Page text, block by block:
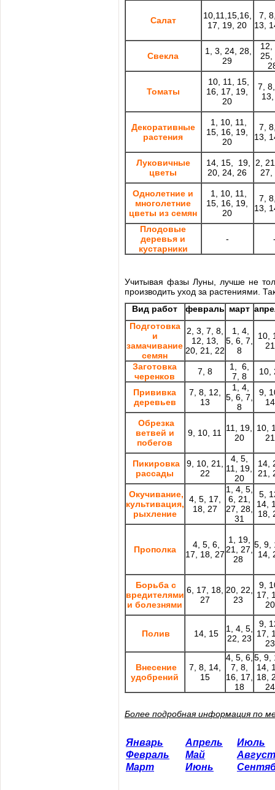
Салат
10,11,15,16,
17, 19, 20
7,
13,
Свекла
1, 3, 24, 28,
29
12,
25,
Томаты
10, 11, 15,
16, 17, 19,
20
7,
Декоративные
растения
1, 10, 11,
15, 16, 19,
20
7,
13,
Луковичные
цветы
14, 15, 19,
20, 24, 26
2,
Однолетние и
многолетние
цветы из семян
1, 10, 11,
15, 16, 19,
20
7,
13,
Плодовые
деревья и
кустарники
-
Учитывая фазы Луны, лучше не
производить уход за растениями.
Вид работ
февраль март
Подготовка
и
замачивание
семян
2, 3, 7, 8,
12, 13,
20, 21, 22
1, 4,
5, 6, 7,
8
10,
21
Заготовка
черенков
7, 8
1, 6,
7, 8
10,
Прививка
деревьев
7, 8, 12,
13
1, 4,
5, 6, 7,
8
9,
14
Обрезка
ветвей и
побегов
9, 10, 11
11, 19,
20
10,
21
Пикировка
рассады
9, 10, 21,
22
4, 5,
11, 19,
20
14,
21,
Окучивание,
культивация,
рыхление
4, 5, 17,
18, 27
1, 4, 5,
6, 21,
27, 28,
31
5,
14,
18,
Прополка
4, 5, 6,
17, 18, 27
1, 19,
21, 27,
28
5, 9,
14,
Борьба с
вредителями
и болезнями
6, 17, 18,
27
20, 22,
23
9,
17,
20
Полив 14, 15
1, 4, 5,
22, 23
9,
17,
23
Внесение
удобрений
7, 8, 14,
15
4, 5, 6,
7, 8,
16, 17,
18
5, 9,
14,
18,
24
Более подробная информация по
Январь Апрель
Июль
Февраль
Май
Август
Март
Июнь